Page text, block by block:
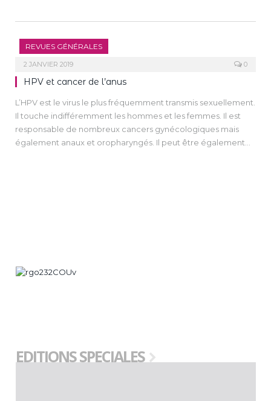
REVUES GÉNÉRALES
2 JANVIER 2019 0
HPV et cancer de l’anus
L’HPV est le virus le plus fréquemment transmis sexuellement.
Il touche indifféremment les hommes et les femmes. Il est
responsable de nombreux cancers gynécologiques mais
également anaux et oropharyngés. Il peut être également
EDITIONS SPECIALES